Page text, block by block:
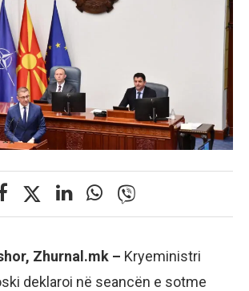
Zhurnal.mk – Kryeministri
deklaroi në seancën e sotme